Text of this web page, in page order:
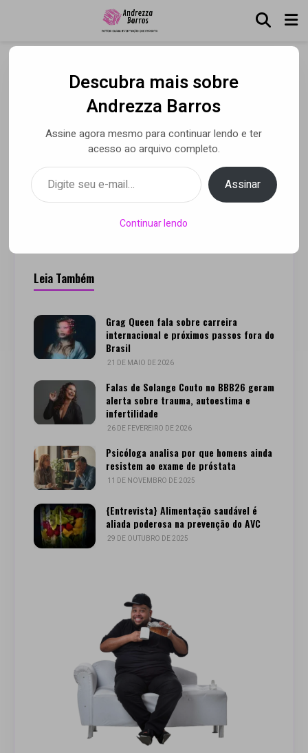
Humorista Di Morais
Apresenta “Acho Que é
Infarto”, Assinado Por
Sérgio Mallandro
Por Andrezza Barros• 05 maio 2020
Leia Também
Grag Queen fala sobre carreira
internacional e próximos passos fora do
Brasil
21 DE MAIO DE 2026
Falas de Solange Couto no BBB26 geram
alerta sobre trauma, autoestima e
infertilidade
26 DE FEVEREIRO DE 2026
Psicóloga analisa por que homens ainda
resistem ao exame de próstata
11 DE NOVEMBRO DE 2025
{Entrevista} Alimentação saudável é
aliada poderosa na prevenção do AVC
29 DE OUTUBRO DE 2025
Descubra mais sobre
Andrezza Barros
Assine agora mesmo para continuar lendo e ter
acesso ao arquivo completo.
Digite seu e-mail…
Assinar
Continuar lendo